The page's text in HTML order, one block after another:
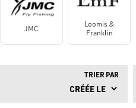
JMC
Loomis &
Franklin
TRIER PAR